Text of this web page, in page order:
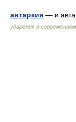
автаркия — и
ударения в